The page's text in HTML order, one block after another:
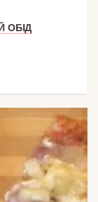
ОБІД